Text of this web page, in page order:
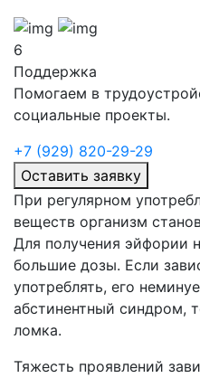
6
Поддержка
Помогаем в
социальные проекты.
+7 (929) 820-29-29
Оставить заявку
При регулярном
веществ организм
Для получения эйфории
большие дозы. Если
употреблять, его
абстинентный синдром,
ломка.
Тяжесть проявлений